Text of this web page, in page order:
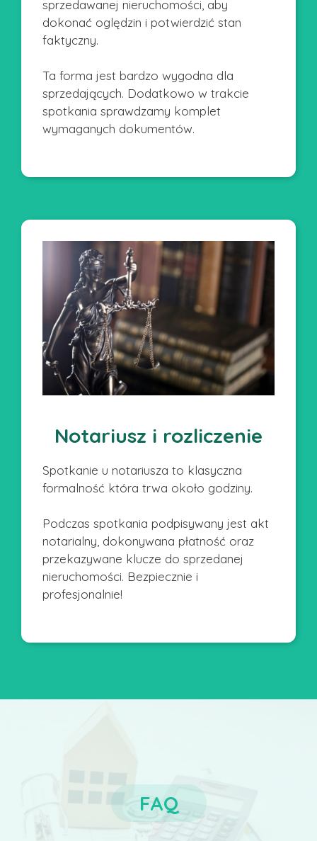
sprzedawanej nieruchomości, aby
dokonać oględzin i potwierdzić stan
faktyczny.
Ta forma jest bardzo wygodna dla
sprzedających. Dodatkowo w trakcie
spotkania sprawdzamy komplet
wymaganych dokumentów.
Notariusz i rozliczenie
Spotkanie u notariusza to klasyczna
formalność która trwa około godziny.
Podczas spotkania podpisywany jest akt
notarialny, dokonywana płatność oraz
przekazywane klucze do sprzedanej
nieruchomości. Bezpiecznie i
profesjonalnie!
FAQ